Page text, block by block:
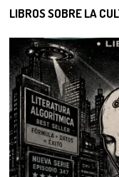
LIBROS SOBRE LA